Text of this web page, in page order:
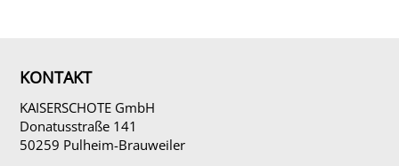
KONTAKT
KAISERSCHOTE GmbH
Donatusstraße 141
50259 Pulheim-Brauweiler